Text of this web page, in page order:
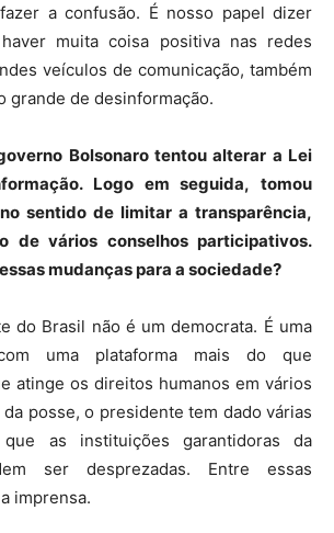
a confusão. É nosso papel dizer
muita coisa positiva nas redes
veículos de comunicação, também
grande de desinformação.
Bolsonaro tentou alterar a Lei
Logo em seguida, tomou
sentido de limitar a transparência,
de vários conselhos participativos.
mudanças para a sociedade?
do Brasil não é um democrata. É uma
uma plataforma mais do que
atinge os direitos humanos em vários
posse, o presidente tem dado várias
as instituições garantidoras da
ser desprezadas. Entre essas
imprensa.